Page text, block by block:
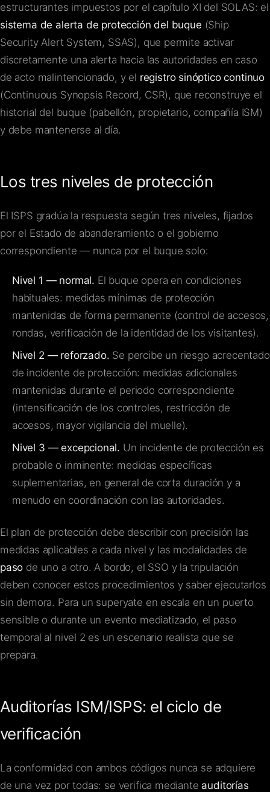
estructurantes impuestos por el capítulo XI del SOLAS: el
sistema de alerta de protección del buque (Ship
Security Alert System, SSAS), que permite activar
discretamente una alerta hacia las autoridades en caso
de acto malintencionado, y el registro sinóptico continuo
(Continuous Synopsis Record, CSR), que reconstruye el
historial del buque (pabellón, propietario, compañía ISM)
y debe mantenerse al día.
Los tres niveles de protección
El ISPS gradúa la respuesta según tres niveles, fijados
por el Estado de abanderamiento o el gobierno
correspondiente — nunca por el buque solo:
Nivel 1 — normal. El buque opera en condiciones
habituales: medidas mínimas de protección
mantenidas de forma permanente (control de accesos,
rondas, verificación de la identidad de los visitantes).
Nivel 2 — reforzado. Se percibe un riesgo acrecentado
de incidente de protección: medidas adicionales
mantenidas durante el periodo correspondiente
(intensificación de los controles, restricción de
accesos, mayor vigilancia del muelle).
Nivel 3 — excepcional. Un incidente de protección es
probable o inminente: medidas específicas
suplementarias, en general de corta duración y a
menudo en coordinación con las autoridades.
El plan de protección debe describir con precisión las
medidas aplicables a cada nivel y las modalidades de
paso de uno a otro. A bordo, el SSO y la tripulación
deben conocer estos procedimientos y saber ejecutarlos
sin demora. Para un superyate en escala en un puerto
sensible o durante un evento mediatizado, el paso
temporal al nivel 2 es un escenario realista que se
prepara.
Auditorías ISM/ISPS: el ciclo de
verificación
La conformidad con ambos códigos nunca se adquiere
de una vez por todas: se verifica mediante auditorías